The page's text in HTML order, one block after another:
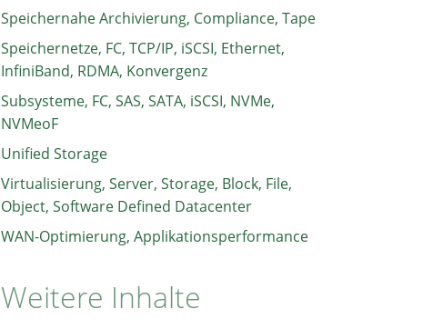
Speichernahe Archivierung, Compliance, Tape
Speichernetze, FC, TCP/IP, iSCSI, Ethernet,
InfiniBand, RDMA, Konvergenz
Subsysteme, FC, SAS, SATA, iSCSI, NVMe,
NVMeoF
Unified Storage
Virtualisierung, Server, Storage, Block, File,
Object, Software Defined Datacenter
WAN-Optimierung, Applikationsperformance
Weitere Inhalte